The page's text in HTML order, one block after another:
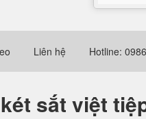
Liên hệ Hotline:
két sắt việt